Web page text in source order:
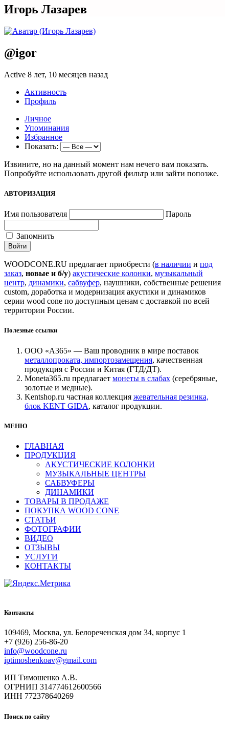
Игорь Лазарев
@igor
Active 8 лет, 10 месяцев назад
Активность
Профиль
Личное
Упоминания
Избранное
Показать:
Извините, но на данный момент нам нечего вам показать.
Попробуйте использовать другой фильтр или зайти попозже.
АВТОРИЗАЦИЯ
Имя пользователя Пароль
Запомнить
WOODCONE.RU предлагает приобрести (в наличии и под
заказ, новые и б/у) акустические колонки, музыкальный
центр, динамики, сабвуфер, наушники, собственные решения
custom, доработка и модернизация акустики и динамиков
серии wood cone по доступным ценам с доставкой по всей
территории России.
Полезные ссылки
ООО «А365» — Ваш проводник в мире поставок
металлопроката, импортозамещения, качественная
продукция с России и Китая (ГТД/ДТ).
Moneta365.ru предлагает монеты в слабах (серебряные,
золотые и медные).
Kentshop.ru частная коллекция жевательная резинка,
блок KENT GIDA, каталог продукции.
МЕНЮ
ГЛАВНАЯ
ПРОДУКЦИЯ
АКУСТИЧЕСКИЕ КОЛОНКИ
МУЗЫКАЛЬНЫЕ ЦЕНТРЫ
САБВУФЕРЫ
ДИНАМИКИ
ТОВАРЫ В ПРОДАЖЕ
ПОКУПКА WOOD CONE
СТАТЬИ
ФОТОГРАФИИ
ВИДЕО
ОТЗЫВЫ
УСЛУГИ
КОНТАКТЫ
Контакты
109469, Москва, ул. Белореченская дом 34, корпус 1
+7 (926) 256-86-20
info@woodcone.ru
iptimoshenkoav@gmail.com
ИП Тимошенко А.В.
ОГРНИП 314774612600566
ИНН 772378640269
Поиск по сайту